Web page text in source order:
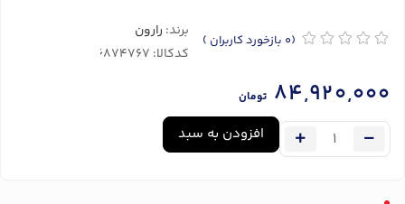
(0 بازخورد کاربران ) برند: رارون
کدکالا:
84,920,000 تومان
افزودن به سبد